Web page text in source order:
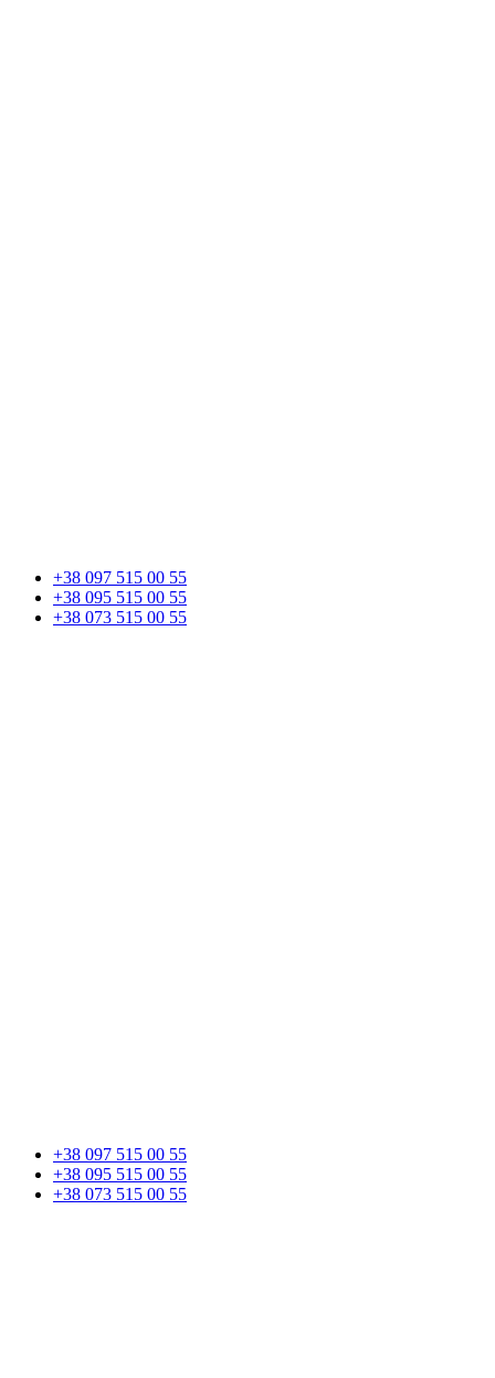
+38 097 515 00 55
+38 095 515 00 55
+38 073 515 00 55
+38 097 515 00 55
+38 095 515 00 55
+38 073 515 00 55